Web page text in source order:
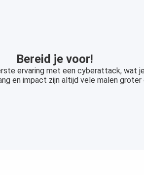
Bereid je voor!
ervaring met een cyberattack, wat
en impact zijn altijd vele malen groter